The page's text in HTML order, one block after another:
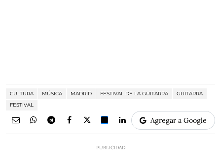
CULTURA MÚSICA MADRID FESTIVAL DE LA GUITARRA
GUITARRA
FESTIVAL
Agregar a Google